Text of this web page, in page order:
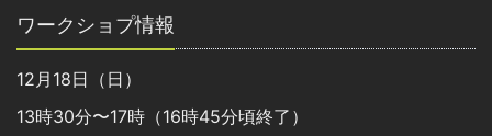
ワークショプ情報
12月18日（日）
13時30分〜17時（16時45分頃終了）